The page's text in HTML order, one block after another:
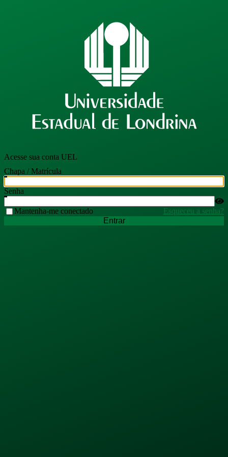
Acesse sua conta UEL
Chapa / Matrícula
Senha
Mantenha-me conectado
Esqueceu a senha?
Entrar